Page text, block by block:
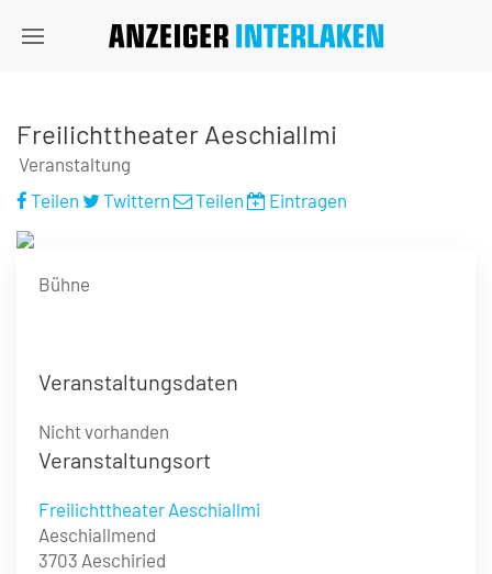
Freilichttheater Aeschiallmi
Veranstaltung
Teilen
Twittern Teilen Eintragen
Bühne
Veranstaltungsdaten
Nicht vorhanden
Veranstaltungsort
Freilichttheater Aeschiallmi
Aeschiallmend
3703 Aeschiried